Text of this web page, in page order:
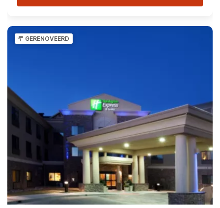
GERENOVEERD